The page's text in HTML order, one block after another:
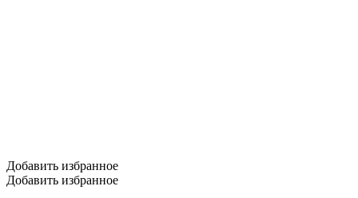
Добавить избранное
Добавить избранное